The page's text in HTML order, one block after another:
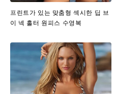
프린트가 있는 맞춤형 섹시한 딥 브
이 넥 홀터 원피스 수영복